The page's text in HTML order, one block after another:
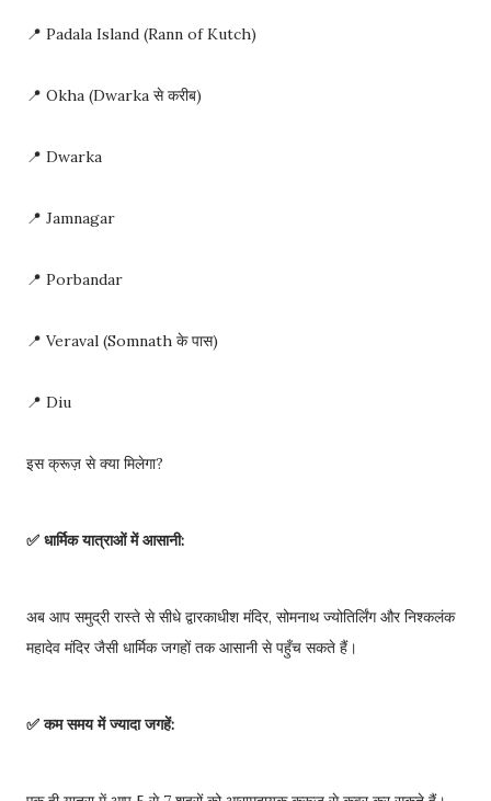
📍 Padala Island (Rann of Kutch)
📍 Okha (Dwarka से करीब)
📍 Dwarka
📍 Jamnagar
📍 Porbandar
📍 Veraval (Somnath के पास)
📍 Diu
इस क्रूज़ से क्या मिलेगा?
✅ धार्मिक यात्राओं में आसानी:
अब आप समुद्री रास्ते से सीधे द्वारकाधीश मंदिर, सोमनाथ ज्योतिर्लिंग और निश्कलंक
महादेव मंदिर जैसी धार्मिक जगहों तक आसानी से पहुँच सकते हैं।
✅ कम समय में ज्यादा जगहें: